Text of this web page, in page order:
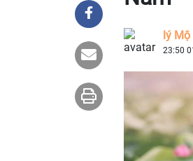
lý
23:50